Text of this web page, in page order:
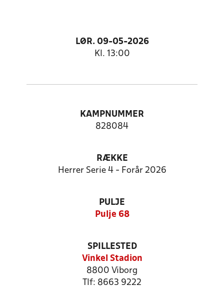
LØR. 09-05-2026
Kl. 13:00
KAMPNUMMER
828084
RÆKKE
Herrer Serie 4 - Forår 2026
PULJE
Pulje 68
SPILLESTED
Vinkel Stadion
8800 Viborg
Tlf: 8663 9222